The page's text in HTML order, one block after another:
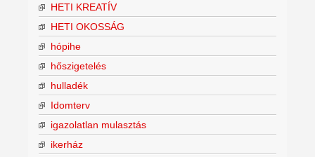
HETI KREATÍV
HETI OKOSSÁG
hópihe
hőszigetelés
hulladék
Idomterv
igazolatlan mulasztás
ikerház